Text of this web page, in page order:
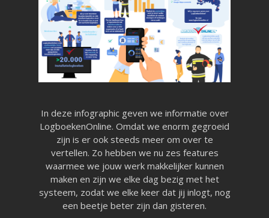
In deze infographic geven we informatie over
LogboekenOnline. Omdat we enorm gegroeid
zijn is er ook steeds meer om over te
vertellen. Zo hebben we nu zes features
waarmee we jouw werk makkelijker kunnen
maken en zijn we elke dag bezig met het
systeem, zodat we elke keer dat jij inlogt, nog
een beetje beter zijn dan gisteren.